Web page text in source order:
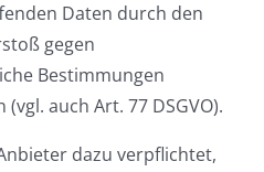
Daten durch den
gegen
Bestimmungen
auch Art. 77 DSGVO).
dazu verpflichtet,